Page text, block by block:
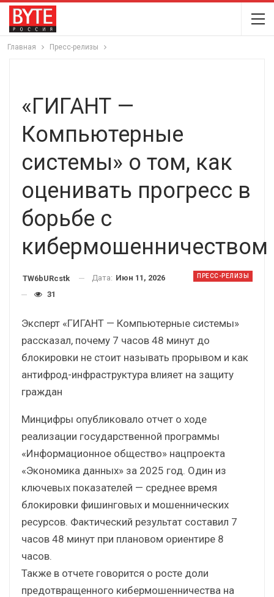
Главная Пресс-релизы
«ГИГАНТ —
Компьютерные
системы» о том, как
оценивать прогресс в
борьбе с
кибермошенничеством
ПРЕСС-РЕЛИЗЫ
TW6bURcstk Дата: Июн 11, 2026
31
Эксперт «ГИГАНТ — Компьютерные системы»
рассказал, почему 7 часов 48 минут до
блокировки не стоит называть прорывом и как
антифрод-инфраструктура влияет на защиту
граждан
Минцифры опубликовало отчет о ходе
реализации государственной программы
«Информационное общество» нацпроекта
«Экономика данных» за 2025 год. Один из
ключевых показателей — среднее время
блокировки фишинговых и мошеннических
ресурсов. Фактический результат составил 7
часов 48 минут при плановом ориентире 8
часов.
Также в отчете говорится о росте доли
предотвращенного кибермошенничества на